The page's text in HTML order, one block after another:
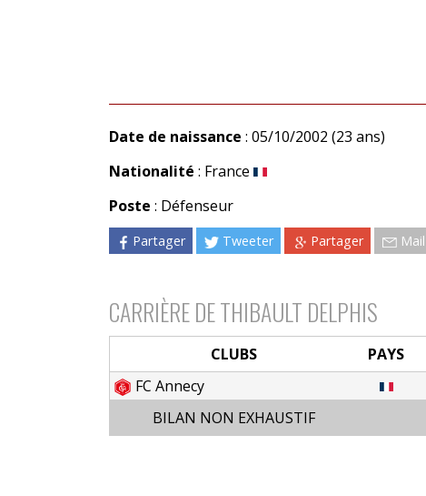
Date de naissance : 05/10/2002 (23 ans)
Nationalité : France
Poste : Défenseur
Partager Tweeter Partager Mail
CARRIÈRE DE THIBAULT DELPHIS
CLUBS PAYS
FC Annecy
BILAN NON EXHAUSTIF